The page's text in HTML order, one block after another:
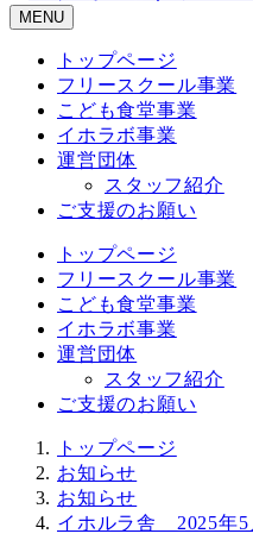
MENU
トップページ
フリースクール事業
こども食堂事業
イホラボ事業
運営団体
スタッフ紹介
ご支援のお願い
トップページ
フリースクール事業
こども食堂事業
イホラボ事業
運営団体
スタッフ紹介
ご支援のお願い
トップページ
お知らせ
お知らせ
イホルラ舎 2025年5